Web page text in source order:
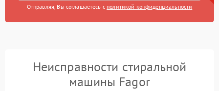
Отправляя, Вы соглашаетесь с политикой конфиденциальности
Неисправности стиральной
машины Fagor